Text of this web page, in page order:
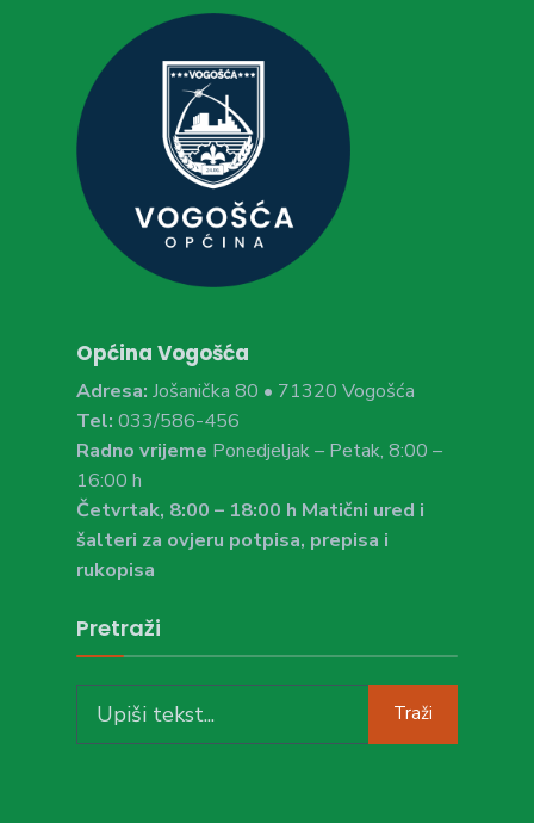
Općina Vogošća
Adresa: Jošanička 80 • 71320 Vogošća
Tel: 033/586-456
Radno vrijeme Ponedjeljak – Petak, 8:00 –
16:00 h
Četvrtak, 8:00 – 18:00 h Matični ured i
šalteri za ovjeru potpisa, prepisa i
rukopisa
Pretraži
for:
Traži